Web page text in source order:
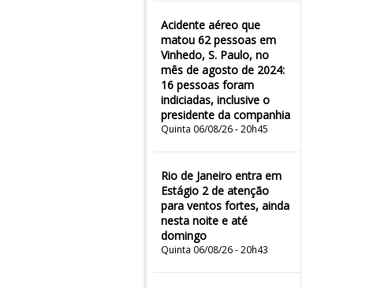
Acidente aéreo que
matou 62 pessoas em
Vinhedo, S. Paulo, no
mês de agosto de 2024:
16 pessoas foram
indiciadas, inclusive o
presidente da companhia
Quinta 06/08/26 - 20h45
Rio de Janeiro entra em
Estágio 2 de atenção
para ventos fortes, ainda
nesta noite e até
domingo
Quinta 06/08/26 - 20h43